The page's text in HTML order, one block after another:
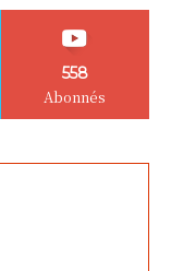
558
Abonnés